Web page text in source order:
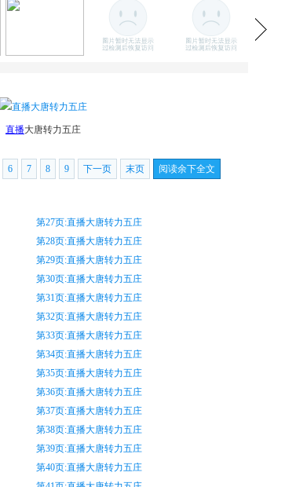
直播大唐转力五庄
6 7 8 9 下一页 末页 阅读余下全文
第27页:直播大唐转力五庄
第28页:直播大唐转力五庄
第29页:直播大唐转力五庄
第30页:直播大唐转力五庄
第31页:直播大唐转力五庄
第32页:直播大唐转力五庄
第33页:直播大唐转力五庄
第34页:直播大唐转力五庄
第35页:直播大唐转力五庄
第36页:直播大唐转力五庄
第37页:直播大唐转力五庄
第38页:直播大唐转力五庄
第39页:直播大唐转力五庄
第40页:直播大唐转力五庄